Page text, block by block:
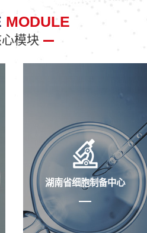
MODULE
模块
湖南省细胞制备中心